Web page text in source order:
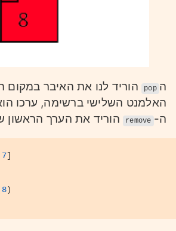
ה pop הוריד לנו את האיבר במקום
האלמנט השלישי ברשימה, ערכו הוא
ה- remove הוריד את הערך הראשון
7]
8)